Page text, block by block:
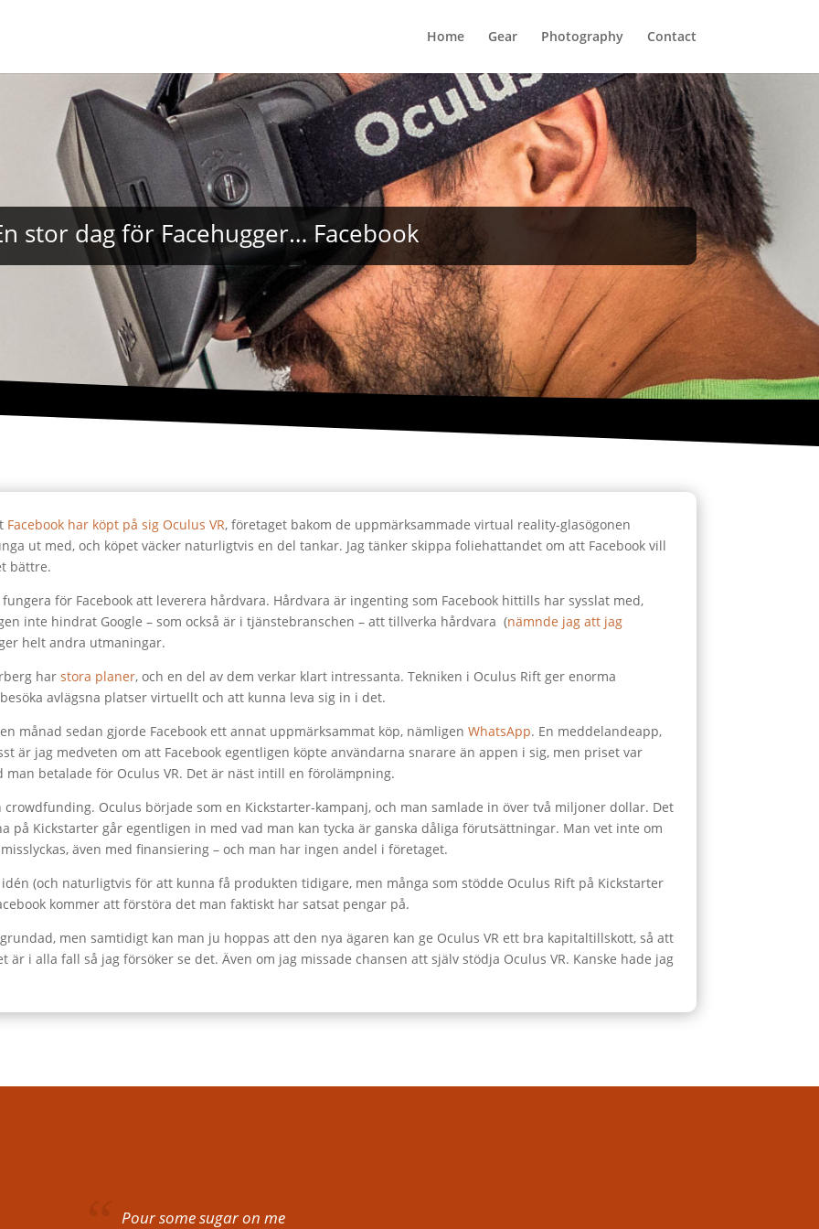
Home Gear Photography Contact
stor dag för Facehugger… Facebook
Facebook har köpt på sig Oculus VR, företaget bakom de uppmärksammade virtual reality-glasögonen
ut med, och köpet väcker naturligtvis en del tankar. Jag tänker skippa foliehattandet om att Facebook vill
bättre.
för Facebook att leverera hårdvara. Hårdvara är ingenting som Facebook hittills har sysslat med,
inte hindrat Google – som också är i tjänstebranschen – att tillverka hårdvara (nämnde jag att jag
helt andra utmaningar.
harstora planer, och en del av dem verkar klart intressanta. Tekniken i Oculus Rift ger enorma
avlägsna platser virtuellt och att kunna leva sig in i det.
månad sedan gjorde Facebook ett annat uppmärksammat köp, nämligenWhatsApp. En meddelandeapp,
är jag medveten om att Facebook egentligen köpte användarna snarare än appen i sig, men priset var
betalade för Oculus VR. Det är näst intill en förolämpning.
Oculus började som en Kickstarter-kampanj, och man samlade in över två miljoner dollar. Det
på Kickstarter går egentligen in med vad man kan tycka är ganska dåliga förutsättningar. Man vet inte om
även med finansiering – och man har ingen andel i företaget.
(och naturligtvis för att kunna få produkten tidigare, men många som stödde Oculus Rift på Kickstarter
kommer att förstöra det man faktiskt har satsat pengar på.
men samtidigt kan man ju hoppas att den nya ägaren kan ge Oculus VR ett bra kapitaltillskott, så att
i alla fall så jag försöker se det. Även om jag missade chansen att själv stödja Oculus VR. Kanske hade jag
Pour some sugar on me